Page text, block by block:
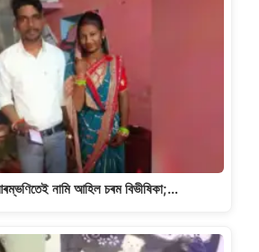
নামি আহিল চৰম বিভীষিকা;…